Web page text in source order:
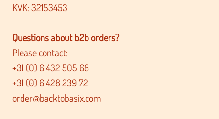
KVK: 32153453
Questions about b2b orders?
Please contact:
+31 (0) 6 432 505 68
+31 (0) 6 428 239 72
order@backtobasix.com